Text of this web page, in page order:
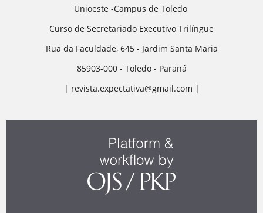
Unioeste -Campus de Toledo
Curso de Secretariado Executivo Trilíngue
Rua da Faculdade, 645 - Jardim Santa Maria
85903-000 - Toledo - Paraná
| revista.expectativa@gmail.com |